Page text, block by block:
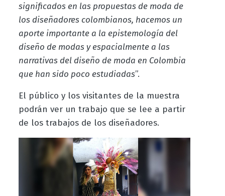
significados en las propuestas de moda de
los diseñadores colombianos, hacemos un
aporte importante a la epistemología del
diseño de modas y espacialmente a las
narrativas del diseño de moda en Colombia
que han sido poco estudiadas”.
El público y los visitantes de la muestra
podrán ver un trabajo que se lee a partir
de los trabajos de los diseñadores.